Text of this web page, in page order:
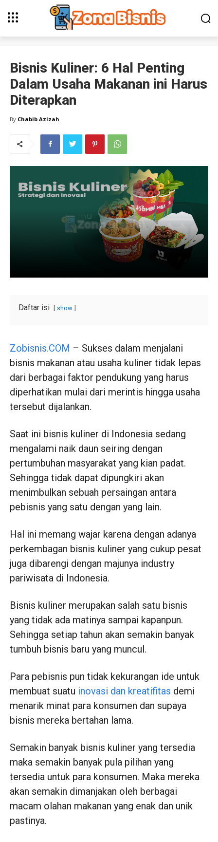
Bisnis Kuliner: 6 Hal Penting
Dalam Usaha Makanan ini Harus
Diterapkan
By Chabib Azizah
Daftar isi show
Zobisnis.COM – Sukses dalam menjalani
bisnis makanan atau usaha kuliner tidak lepas
dari berbagai faktor pendukung yang harus
diperhatikan mulai dari merintis hingga usaha
tersebut dijalankan.
Saat ini bisnis kuliner di Indonesia sedang
mengalami naik daun seiring dengan
pertumbuhan masyarakat yang kian padat.
Sehingga tidak dapat dipungkiri akan
menimbulkan sebuah persaingan antara
pebisnis yang satu dengan yang lain.
Hal ini memang wajar karena dengan adanya
perkembagan bisnis kuliner yang cukup pesat
juga dibarengi dengan majunya industry
pariwisata di Indonesia.
Bisnis kuliner merupakan salah satu bisnis
yang tidak ada matinya sampai kapanpun.
Sehingga setiap tahun akan semakin banyak
tumbuh bisnis baru yang muncul.
Para pebisnis pun tidak kekurangan ide untuk
membuat suatu inovasi dan kreatifitas demi
menarik minat para konsumen dan supaya
bisnis mereka bertahan lama.
Semakin banyak bisnis kuliner yang tersedia
maka semakin banyak pula pilihan yang
tersedia untuk para konsumen. Maka mereka
akan semakin dimanjakan oleh berbagai
macam olahan makanan yang enak dan unik
pastinya.